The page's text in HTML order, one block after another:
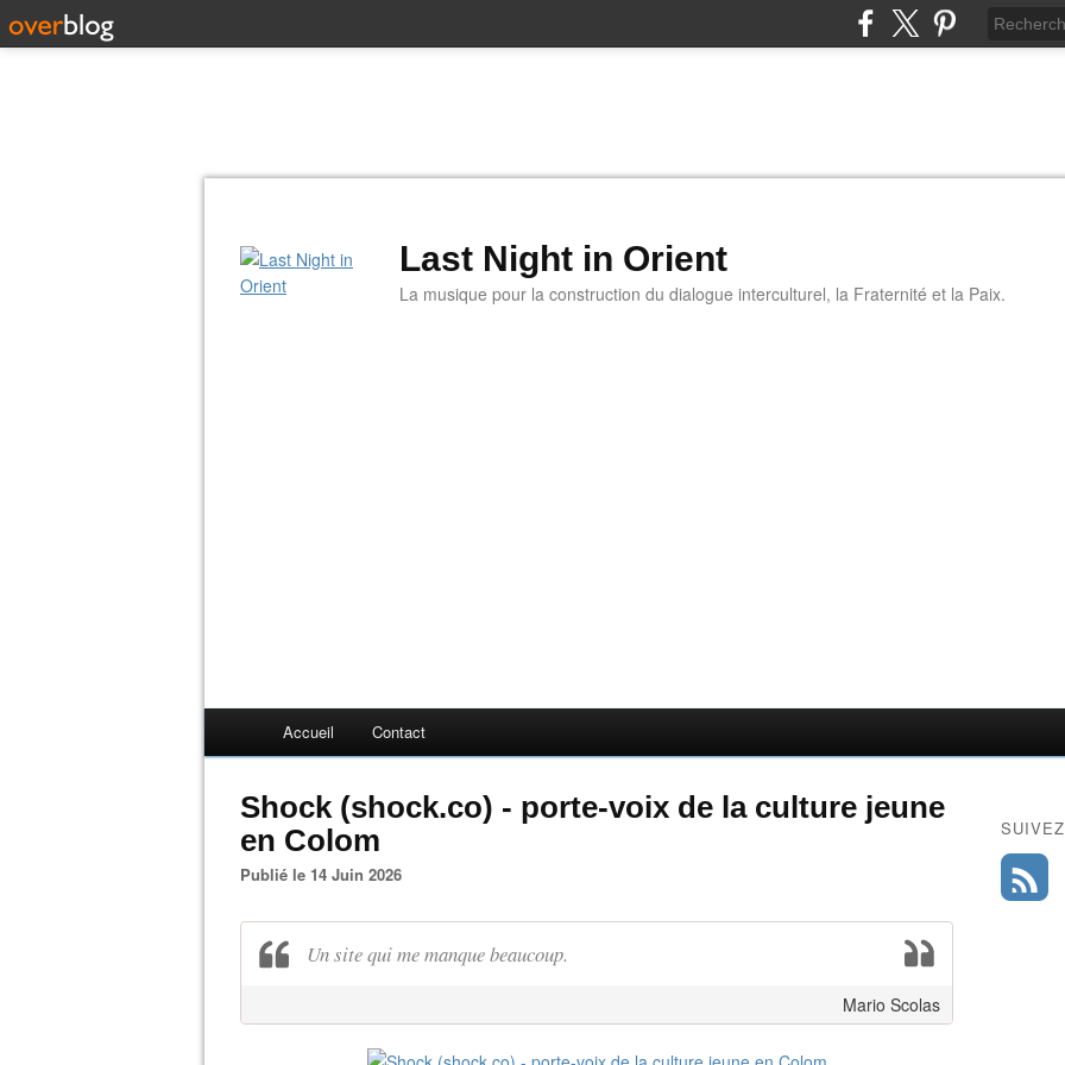
Last Night in Orient
La musique pour la construction du dialogue interculturel, la Fraternité et la Paix.
Accueil Contact
Shock (shock.co) - porte-voix de la culture jeune
en Colom
Publié le 14 Juin 2026
Un site qui me manque beaucoup.
Mario Scolas